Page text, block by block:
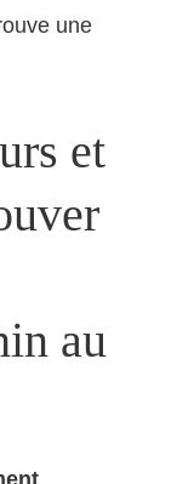
une
et
au